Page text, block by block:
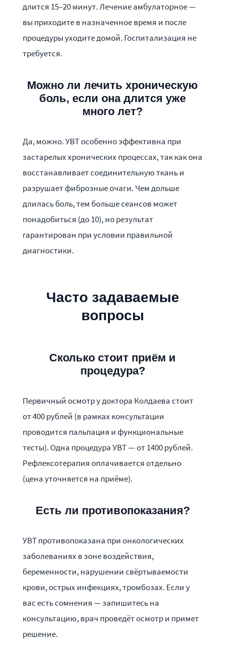
длится 15–20 минут. Лечение амбулаторное —
вы приходите в назначенное время и после
процедуры уходите домой. Госпитализация не
требуется.
Можно ли лечить хроническую
боль, если она длится уже
много лет?
Да, можно. УВТ особенно эффективна при
застарелых хронических процессах, так как она
восстанавливает соединительную ткань и
разрушает фиброзные очаги. Чем дольше
длилась боль, тем больше сеансов может
понадобиться (до 10), но результат
гарантирован при условии правильной
диагностики.
Часто задаваемые
вопросы
Сколько стоит приём и
процедура?
Первичный осмотр у доктора Колдаева стоит
от 400 рублей (в рамках консультации
проводится пальпация и функциональные
тесты). Одна процедура УВТ — от 1400 рублей.
Рефлексотерапия оплачивается отдельно
(цена уточняется на приёме).
Есть ли противопоказания?
УВТ противопоказана при онкологических
заболеваниях в зоне воздействия,
беременности, нарушении свёртываемости
крови, острых инфекциях, тромбозах. Если у
вас есть сомнения — запишитесь на
консультацию, врач проведёт осмотр и примет
решение.